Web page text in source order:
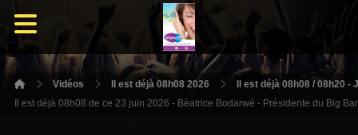
Vidéos Il est déjà 08h08 2026
Il est déjà 08h08 / 08h20 -
Il est déjà 08h08 de ce 23 juin 2026 - Béatrice Bodarwé - Présidente du Big